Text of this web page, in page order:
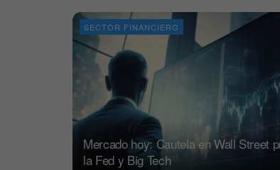
SECTOR FINANCIERO
Mercado hoy: Cautela en Wall Street
la Fed y Big Tech